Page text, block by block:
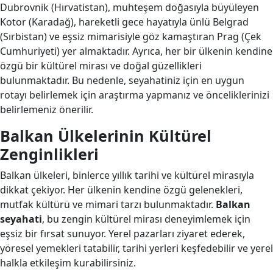
Dubrovnik (Hırvatistan), muhteşem doğasıyla büyüleyen
Kotor (Karadağ), hareketli gece hayatıyla ünlü Belgrad
(Sırbistan) ve eşsiz mimarisiyle göz kamaştıran Prag (Çek
Cumhuriyeti) yer almaktadır. Ayrıca, her bir ülkenin kendine
özgü bir kültürel mirası ve doğal güzellikleri
bulunmaktadır. Bu nedenle, seyahatiniz için en uygun
rotayı belirlemek için araştırma yapmanız ve önceliklerinizi
belirlemeniz önerilir.
Balkan Ülkelerinin Kültürel
Zenginlikleri
Balkan ülkeleri, binlerce yıllık tarihi ve kültürel mirasıyla
dikkat çekiyor. Her ülkenin kendine özgü gelenekleri,
mutfak kültürü ve mimari tarzı bulunmaktadır. Balkan
seyahati, bu zengin kültürel mirası deneyimlemek için
eşsiz bir fırsat sunuyor. Yerel pazarları ziyaret ederek,
yöresel yemekleri tatabilir, tarihi yerleri keşfedebilir ve yerel
halkla etkileşim kurabilirsiniz.